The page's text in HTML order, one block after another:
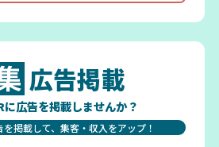
広告掲載
に広告を掲載しませんか？
掲載して、集客・収入をアップ！